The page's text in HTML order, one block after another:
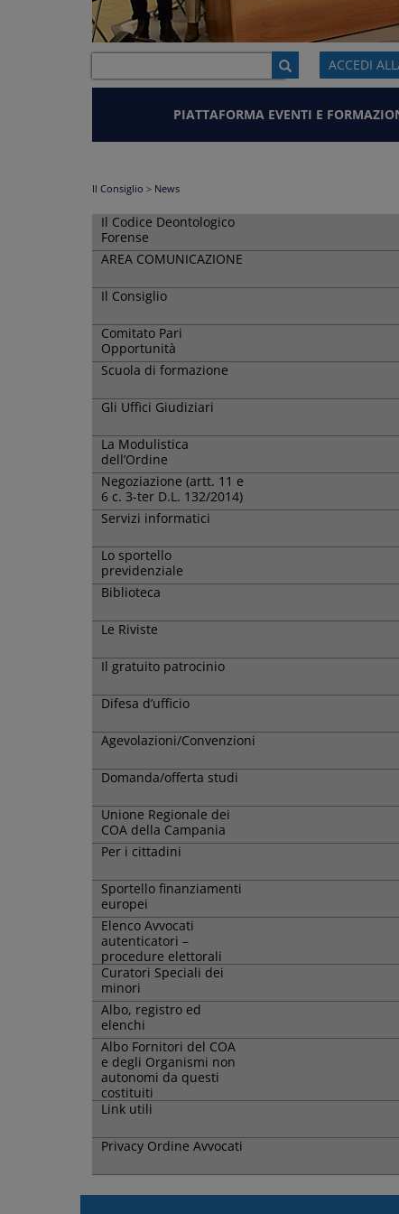
ACCEDI
PIATTAFORMA EVENTI E
Il Consiglio > News
Il Codice Deontologico
Forense
AREA COMUNICAZIONE
Il Consiglio
Comitato Pari
Opportunità
Scuola di formazione
Gli Uffici Giudiziari
La Modulistica
dell’Ordine
Negoziazione (artt. 11 e
6 c. 3-ter D.L. 132/2014)
Servizi informatici
Lo sportello
previdenziale
Biblioteca
Le Riviste
Il gratuito patrocinio
Difesa d’ufficio
Agevolazioni/Convenzioni
Domanda/offerta studi
Unione Regionale dei
COA della Campania
Per i cittadini
Sportello finanziamenti
europei
Elenco Avvocati
autenticatori –
procedure elettorali
Curatori Speciali dei
minori
Albo, registro ed
elenchi
Albo Fornitori del COA
e degli Organismi non
autonomi da questi
costituiti
Link utili
Privacy Ordine Avvocati